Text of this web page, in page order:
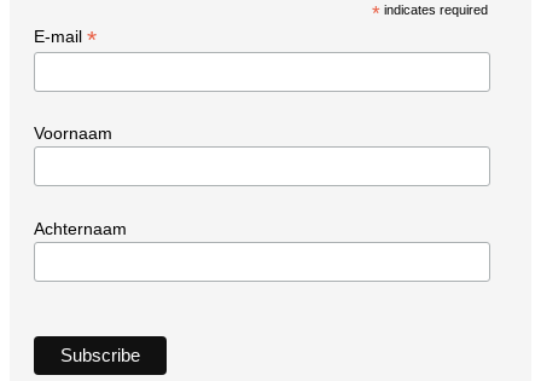
* indicates required
E-mail *
Voornaam
Achternaam